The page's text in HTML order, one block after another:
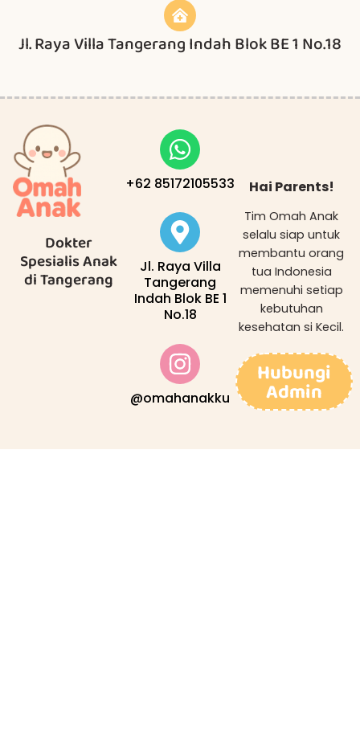
Jl. Raya Villa Tangerang Indah Blok BE 1 No.18
Dokter
Spesialis Anak
di Tangerang
+62 85172105533
Jl. Raya Villa
Tangerang
Indah Blok BE 1
No.18
@omahanakku
Hai Parents!
Tim Omah Anak
selalu siap untuk
membantu orang
tua Indonesia
memenuhi setiap
kebutuhan
kesehatan si Kecil.
Hubungi
Admin